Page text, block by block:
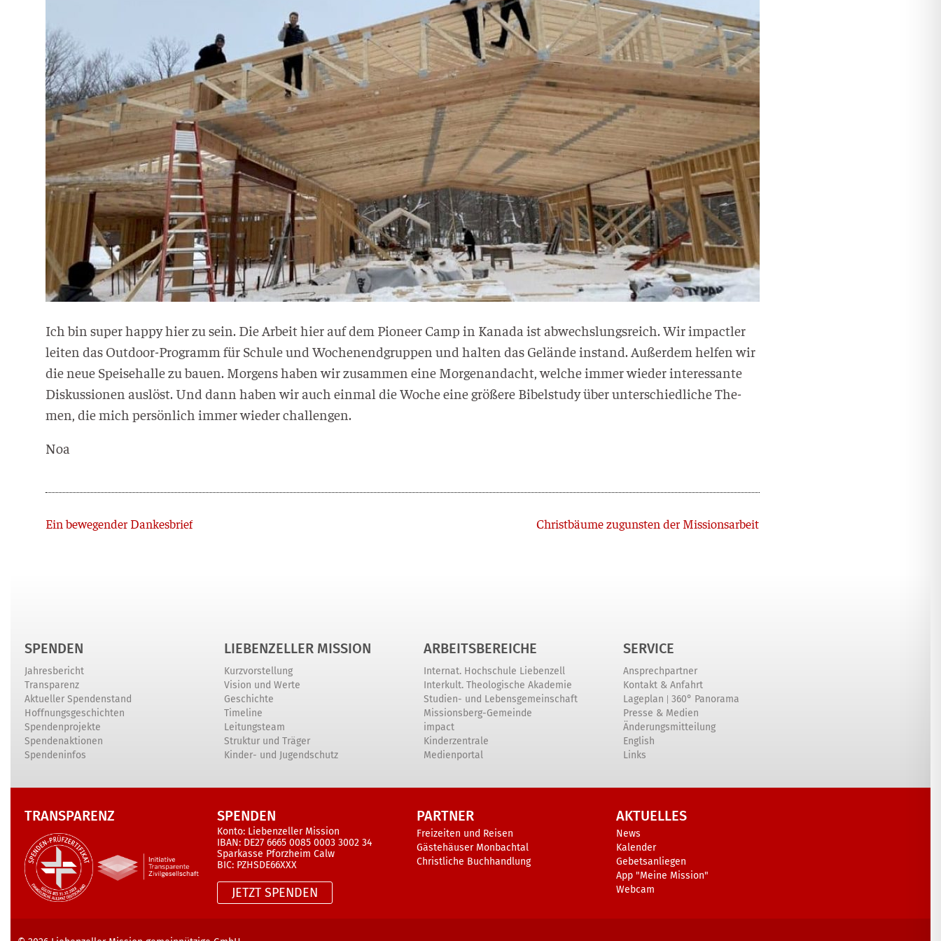
Ich bin super hap­py hier zu sein. Die Arbeit hier auf dem Pio­neer Camp in Kana­da ist abwechs­lungs­reich. Wir impact­ler
lei­ten das Out­door-Pro­gramm für Schu­le und Wochen­end­grup­pen und hal­ten das Gelän­de instand. Außer­dem hel­fen wir
die neue Spei­se­hal­le zu bau­en. Mor­gens haben wir zusam­men eine Mor­gen­an­dacht, wel­che immer wie­der inter­es­san­te
Dis­kus­sio­nen aus­löst. Und dann haben wir auch ein­mal die Woche eine grö­ße­re Bibel­stu­dy über unter­schied­li­che The­
men, die mich per­sön­lich immer wie­der challengen.
Noa
Zurück
Ein bewegender Dankesbrief Christbäume zugunsten der MissionsarbeitNächster
SPENDEN
Jahresbericht
Transparenz
Aktueller Spendenstand
Hoffnungsgeschichten
Spendenprojekte
Spendenaktionen
Spendeninfos
LIEBENZELLER MISSION
Kurzvorstellung
Vision und Werte
Geschichte
Timeline
Leitungsteam
Struktur und Träger
Kinder- und Jugendschutz
ARBEITSBEREICHE
Internat. Hochschule Liebenzell
Interkult. Theologische Akademie
Studien- und Lebensgemeinschaft
Missionsberg-Gemeinde
impact
Kinderzentrale
Medienportal
SERVICE
Ansprechpartner
Kontakt & Anfahrt
Lageplan | 360° Panorama
Presse & Medien
Änderungsmitteilung
English
Links
TRANSPARENZ SPENDEN
Konto: Liebenzeller Mission
IBAN: DE27 6665 0085 0003 3002 34
Sparkasse Pforzheim Calw
BIC: PZHSDE66XXX
JETZT SPENDEN
PARTNER
Freizeiten und Reisen
Gästehäuser Monbachtal
Christliche Buchhandlung
AKTUELLES
News
Kalender
Gebetsanliegen
App "Meine Mission"
Webcam